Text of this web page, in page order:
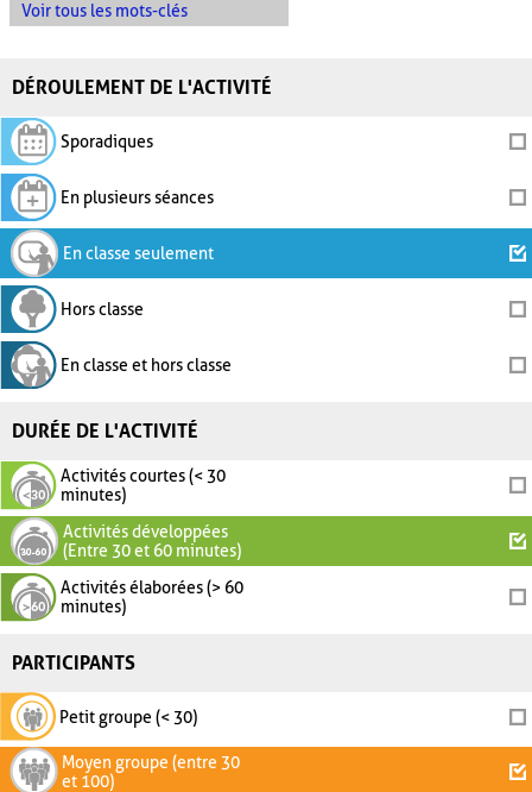
Voir tous les mots-clés
DÉROULEMENT DE L'ACTIVITÉ
Sporadiques
En plusieurs séances
En classe seulement
Hors classe
En classe et hors classe
DURÉE DE L'ACTIVITÉ
Activités courtes (< 30
minutes)
Activités développées
(Entre 30 et 60 minutes)
Activités élaborées (> 60
minutes)
PARTICIPANTS
Petit groupe (< 30)
Moyen groupe (entre 30
et 100)